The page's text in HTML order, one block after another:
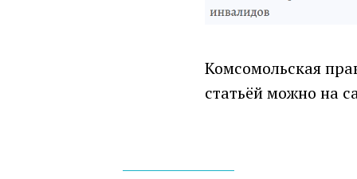
Комсомольская
статьёй можно на